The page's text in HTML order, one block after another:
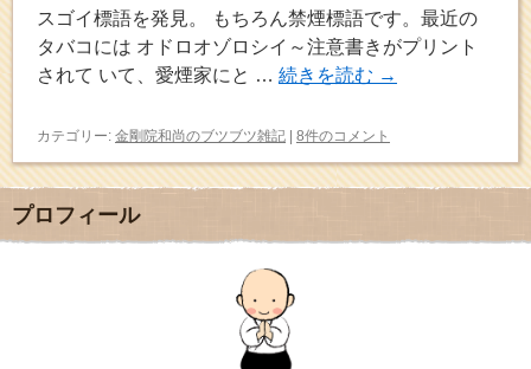
スゴイ標語を発見。 もちろん禁煙標語です。最近の
タバコには オドロオゾロシイ～注意書きがプリント
されて いて、愛煙家にと … 続きを読む →
カテゴリー: 金剛院和尚のブツブツ雑記 | 8件のコメント
プロフィール